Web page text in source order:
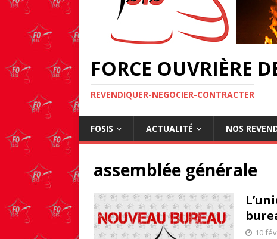
FORCE OUVRIÈRE
REVENDIQUER-NEGOCIER-CONTRACTER
FOSIS ACTUALITÉ NOS
assemblée générale
10